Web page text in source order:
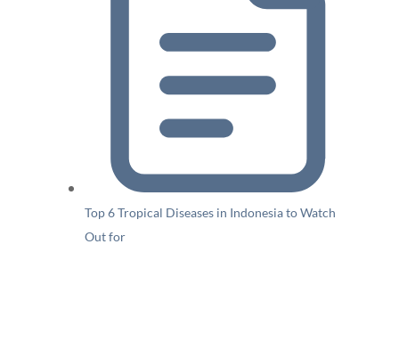
Top 6 Tropical Diseases in Indonesia to Watch
Out for